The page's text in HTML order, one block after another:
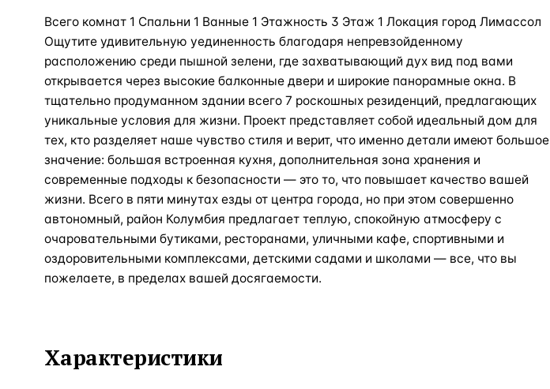
Всего комнат 1 Спальни 1 Ванные 1 Этажность 3 Этаж 1 Локация город Лимассол
Ощутите удивительную уединенность благодаря непревзойденному
расположению среди пышной зелени, где захватывающий дух вид под вами
открывается через высокие балконные двери и широкие панорамные окна. В
тщательно продуманном здании всего 7 роскошных резиденций, предлагающих
уникальные условия для жизни. Проект представляет собой идеальный дом для
тех, кто разделяет наше чувство стиля и верит, что именно детали имеют большое
значение: большая встроенная кухня, дополнительная зона хранения и
современные подходы к безопасности — это то, что повышает качество вашей
жизни. Всего в пяти минутах езды от центра города, но при этом совершенно
автономный, район Колумбия предлагает теплую, спокойную атмосферу с
очаровательными бутиками, ресторанами, уличными кафе, спортивными и
оздоровительными комплексами, детскими садами и школами — все, что вы
пожелаете, в пределах вашей досягаемости.
Характеристики